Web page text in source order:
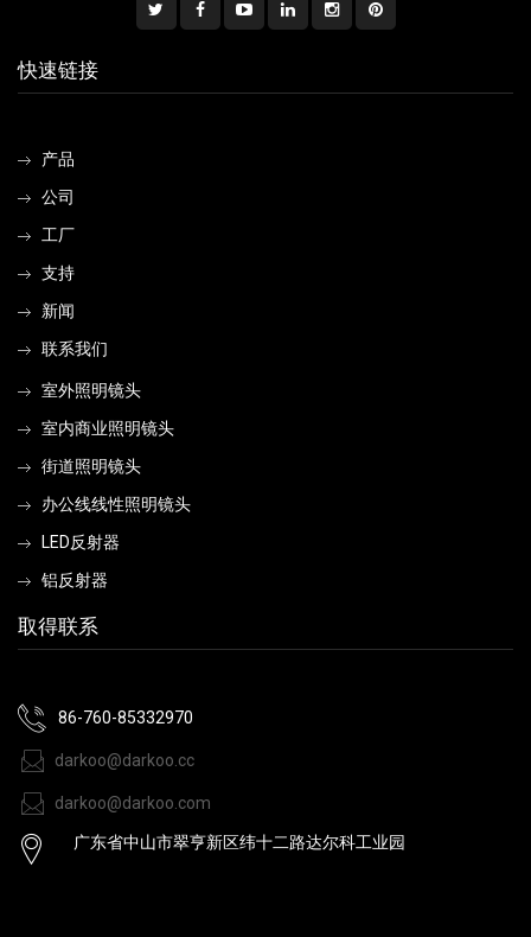
快速链接
产品
公司
工厂
支持
新闻
联系我们
室外照明镜头
室内商业照明镜头
街道照明镜头
办公线线性照明镜头
LED反射器
铝反射器
取得联系
86-760-85332970
darkoo@darkoo.cc
darkoo@darkoo.com
广东省中山市翠亨新区纬十二路达尔科工业园